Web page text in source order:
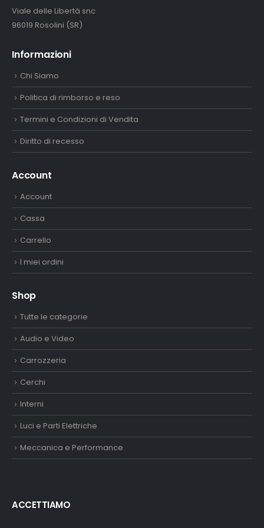
Viale delle Libertà snc
96019 Rosolini (SR)
Informazioni
Chi Siamo
Politica di rimborso e reso
Termini e Condizioni di Vendita
Diritto di recesso
Account
Account
Cassa
Carrello
I miei ordini
Shop
Tutte le categorie
Audio e Video
Carrozzeria
Cerchi
Interni
Luci e Parti Elettriche
Meccanica e Performance
ACCETTIAMO